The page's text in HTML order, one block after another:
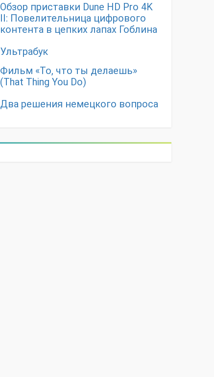
Обзор приставки Dune HD Pro 4K
II: Повелительница цифрового
контента в цепких лапах Гоблина
Ультрабук
Фильм «То, что ты делаешь»
(That Thing You Do)
Два решения немецкого вопроса